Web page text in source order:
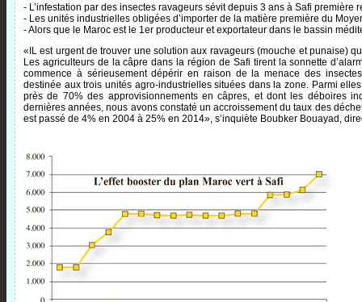
- L’infestation par des insectes ravageurs sévit depuis 3 ans à Safi première
- Les unités industrielles obligées d’importer de la matière première du
- Alors que le Maroc est le 1er producteur et exportateur dans le bassin
«IL est urgent de trouver une solution aux ravageurs (mouche et punaise)
Les agriculteurs de la câpre dans la région de Safi tirent la sonnette
commence à sérieusement dépérir en raison de la menace des
destinée aux trois unités agro-industrielles situées dans la zone. Parmi
près de 70% des approvisionnements en câpres, et dont les déboires
dernières années, nous avons constaté un accroissement du taux des
est passé de 4% en 2004 à 25% en 2014», s’inquiète Boubker Bouayad,